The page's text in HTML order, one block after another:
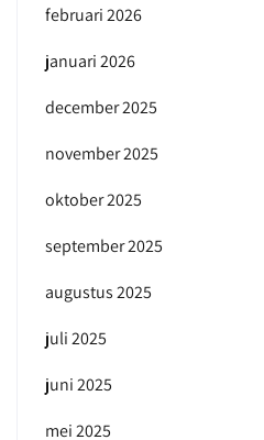
februari 2026
januari 2026
december 2025
november 2025
oktober 2025
september 2025
augustus 2025
juli 2025
juni 2025
mei 2025